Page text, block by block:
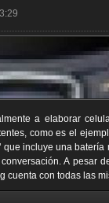
a elaborar
como es el
incluye una
A pesar
cuenta con todas las